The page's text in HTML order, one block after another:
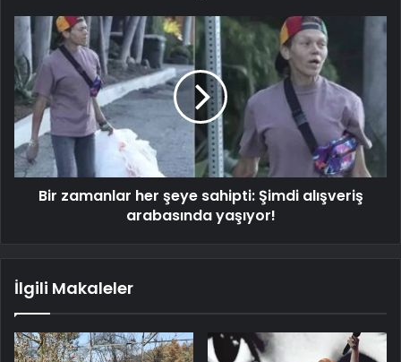
Bir zamanlar her şeye sahipti: Şimdi alışveriş
arabasında yaşıyor!
İlgili Makaleler